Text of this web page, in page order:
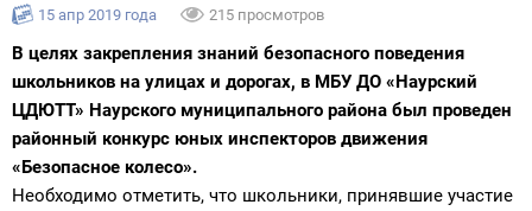
15 апр 2019 года 215 просмотров
В целях закрепления знаний безопасного поведения
школьников на улицах и дорогах, в МБУ ДО «Наурский
ЦДЮТТ» Наурского муниципального района был проведен
районный конкурс юных инспекторов движения
«Безопасное колесо».
Необходимо отметить, что школьники, принявшие участие